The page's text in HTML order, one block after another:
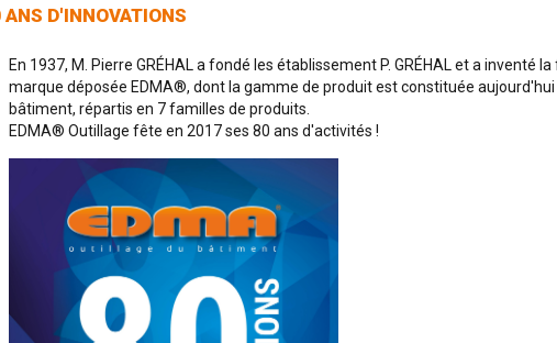
D'INNOVATIONS
En 1937, M. Pierre GRÉHAL a fondé les établissement P. GRÉHAL et a
marque déposée EDMA®, dont la gamme de produit est constituée
bâtiment, répartis en 7 familles de produits.
EDMA® Outillage fête en 2017 ses 80 ans d'activités !